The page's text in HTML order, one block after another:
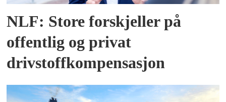
NLF: Store forskjeller på
offentlig og privat
drivstoffkompensasjon